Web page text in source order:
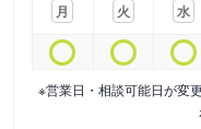
月
火
水
※営業日・相談可能日が変